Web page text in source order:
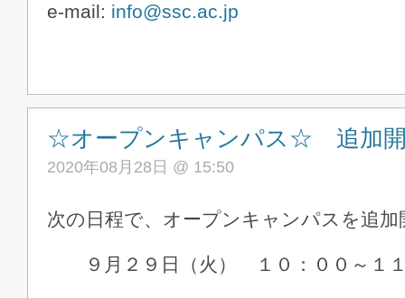
e-mail: info@ssc.ac.jp
☆オープンキャンパス☆ 追加開
2020年08月28日 @ 15:50
次の日程で、オープンキャンパスを追加
９月２９日（火） １０：００～１